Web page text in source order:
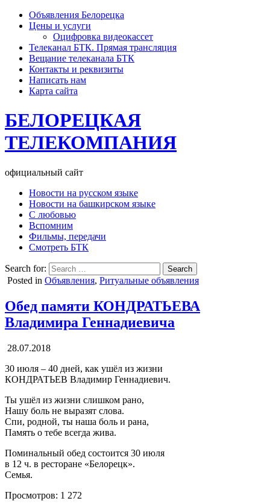
Объявления Белорецка
Цены и услуги
Оцифровка видеокассет
Телеканал БТК. Прямая трансляция
Вещание телеканала БТК
Контакты и реквизиты
Написать нам
Карта сайта
БЕЛОРЕЦКАЯ
ТЕЛЕКОМПАНИЯ
официальный сайт
Новости на русском языке
Новости на башкирском языке
С любовью
Вспомним
Фильмы, передачи
Смотреть БТК
Search for:
Posted in Объявления, Ритуальные объявления
Обед памяти КОНДРАТЬЕВА
Владимира Геннадиевича
28.07.2018
30 июля – 40 дней, как ушёл из жизни
КОНДРАТЬЕВ Владимир Геннадиевич.
Ты ушёл из жизни слишком рано,
Нашу боль не выразят слова.
Спи, родной, ты наша боль и рана,
Память о тебе всегда жива.
Поминальный обед состоится 30 июля
в 12 ч. в ресторане «Белорецк».
Семья.
Просмотров: 1 272